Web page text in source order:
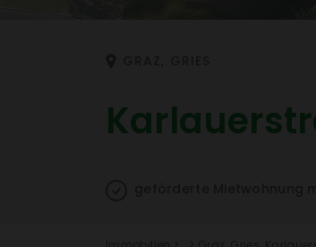
geför­derte Miet­woh­nung